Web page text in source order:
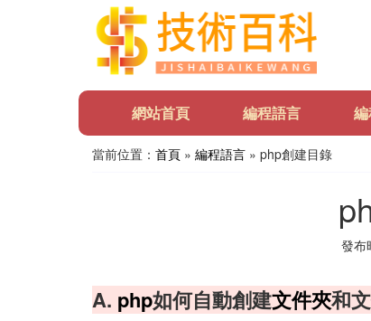
網站首頁 編程語言
當前位置： 首頁 » 編程語言 » php創建目錄
發布
A. php如何自動創建文件夾和